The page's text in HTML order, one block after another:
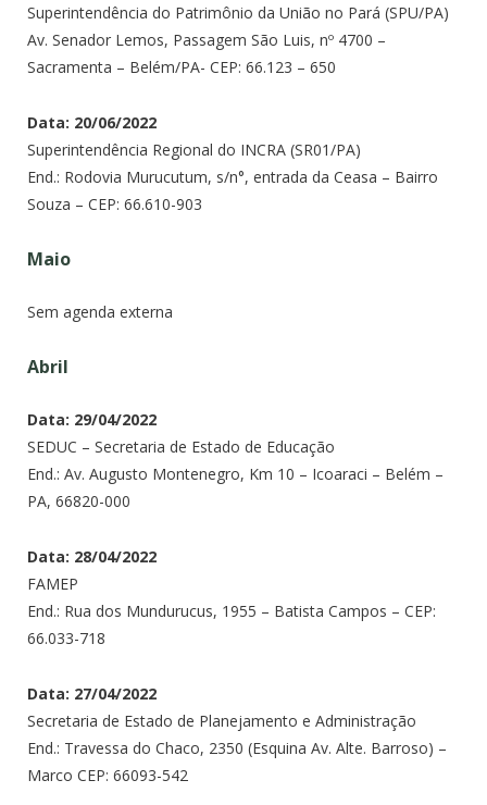
Superintendência do Patrimônio da União no Pará (SPU/PA)
Av. Senador Lemos, Passagem São Luis, nº 4700 –
Sacramenta – Belém/PA- CEP: 66.123 – 650
Data: 20/06/2022
Superintendência Regional do INCRA (SR01/PA)
End.: Rodovia Murucutum, s/n°, entrada da Ceasa – Bairro
Souza – CEP: 66.610-903
Maio
Sem agenda externa
Abril
Data: 29/04/2022
SEDUC – Secretaria de Estado de Educação
End.: Av. Augusto Montenegro, Km 10 – Icoaraci – Belém –
PA, 66820-000
Data: 28/04/2022
FAMEP
End.: Rua dos Mundurucus, 1955 – Batista Campos – CEP:
66.033-718
Data: 27/04/2022
Secretaria de Estado de Planejamento e Administração
End.: Travessa do Chaco, 2350 (Esquina Av. Alte. Barroso) –
Marco CEP: 66093-542